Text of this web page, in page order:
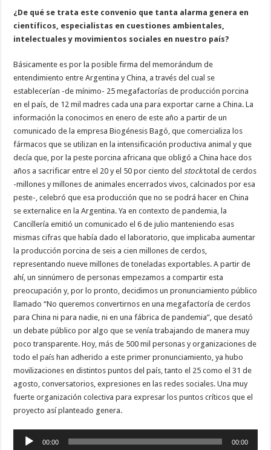
¿De qué se trata este convenio que tanta alarma genera en
científicos, especialistas en cuestiones ambientales,
intelectuales y movimientos sociales en nuestro país?
Básicamente es por la posible firma del memorándum de
entendimiento entre Argentina y China, a través del cual se
establecerían -de mínimo- 25 megafactorías de producción porcina
en el país, de 12 mil madres cada una para exportar carne a China. La
información la conocimos en enero de este año a partir de un
comunicado de la empresa Biogénesis Bagó, que comercializa los
fármacos que se utilizan en la intensificación productiva animal y que
decía que, por la peste porcina africana que obligó a China hace dos
años a sacrificar entre el 20 y el 50 por ciento del stocktotal de cerdos
-millones y millones de animales encerrados vivos, calcinados por esa
peste-, celebró que esa producción que no se podrá hacer en China
se externalice en la Argentina. Ya en contexto de pandemia, la
Cancillería emitió un comunicado el 6 de julio manteniendo esas
mismas cifras que había dado el laboratorio, que implicaba aumentar
la producción porcina de seis a cien millones de cerdos,
representando nueve millones de toneladas exportables. A partir de
ahí, un sinnúmero de personas empezamos a compartir esta
preocupación y, por lo pronto, decidimos un pronunciamiento público
llamado “No queremos convertirnos en una megafactoría de cerdos
para China ni para nadie, ni en una fábrica de pandemia”, que desató
un debate público por algo que se venía trabajando de manera muy
poco transparente. Hoy, más de 500 mil personas y organizaciones de
todo el país han adherido a este primer pronunciamiento, ya hubo
movilizaciones en distintos puntos del país, tanto el 25 como el 31 de
agosto, conversatorios, expresiones en las redes sociales. Una muy
fuerte organización colectiva para expresar los puntos críticos que el
proyecto así planteado genera.
Reproductor
00:00 00:00